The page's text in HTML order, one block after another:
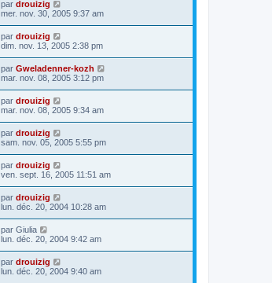
par drouizig
mer. nov. 30, 2005 9:37 am
par drouizig
dim. nov. 13, 2005 2:38 pm
par Gweladenner-kozh
mar. nov. 08, 2005 3:12 pm
par drouizig
mar. nov. 08, 2005 9:34 am
par drouizig
sam. nov. 05, 2005 5:55 pm
par drouizig
ven. sept. 16, 2005 11:51 am
par drouizig
lun. déc. 20, 2004 10:28 am
par Giulia
lun. déc. 20, 2004 9:42 am
par drouizig
lun. déc. 20, 2004 9:40 am